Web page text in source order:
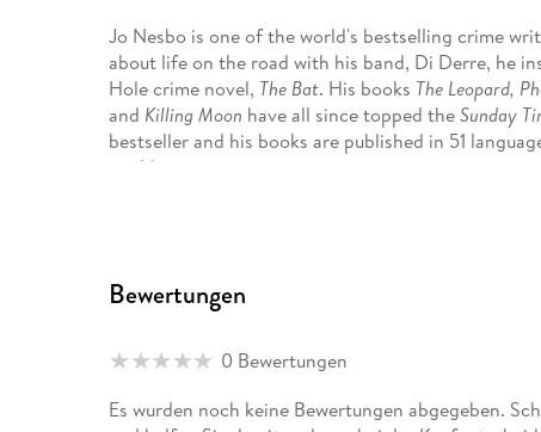
Jo Nesbo is one of the world's bestselling crime
about life on the road with his band, Di Derre, he
Hole crime novel, The Bat. His books The Leopard,
and Killing Moon have all since topped theSunday
bestseller and his books are published in 51
world.
Mytting, the four novels in Torkil Damhaug's Oslo
War. A people's struggle against Nazi tyranny.
Bewertungen
0 Bewertungen
Es wurden noch keine Bewertungen abgegeben.